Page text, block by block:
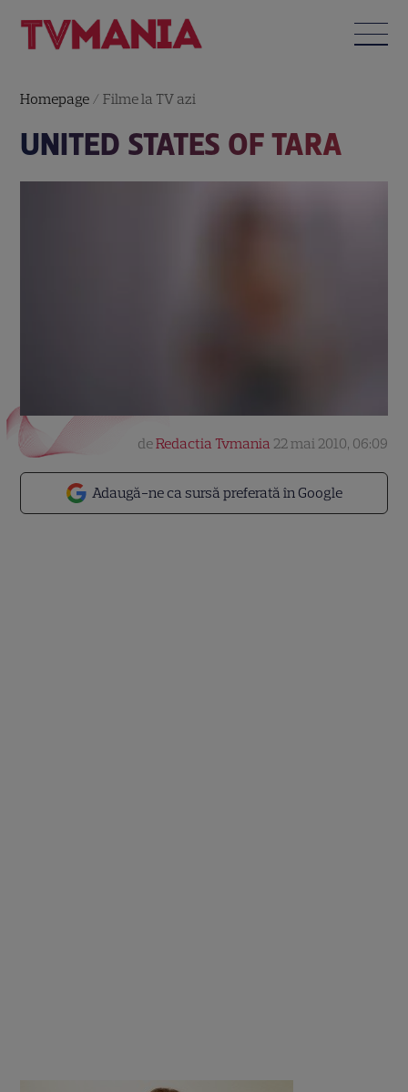
Homepage /Filme la TV azi
UNITED STATES OF TARA
Adaugă-ne ca sursă preferată în Google
deRedactia Tvmania 22 mai 2010, 06:09